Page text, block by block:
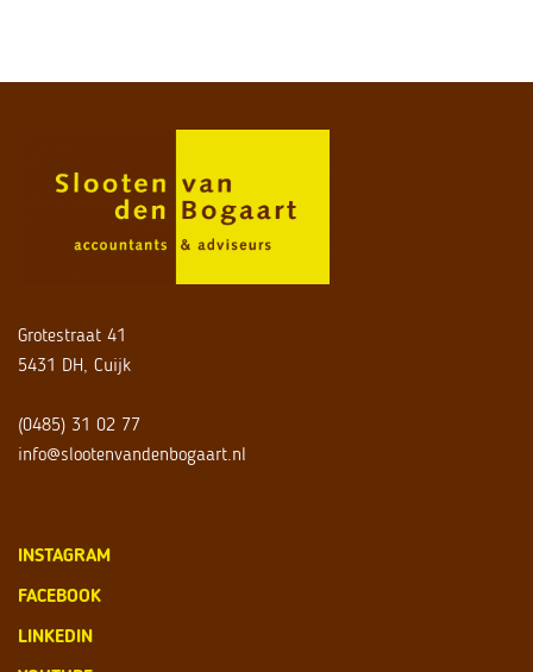
Grotestraat 41
5431 DH, Cuijk
(0485) 31 02 77
info@slootenvandenbogaart.nl
INSTAGRAM
FACEBOOK
LINKEDIN